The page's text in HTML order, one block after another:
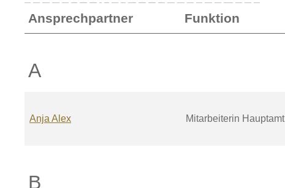
Ansprechpartner Funktion
A
Anja Alex Mitarbeiterin Hauptamt
B